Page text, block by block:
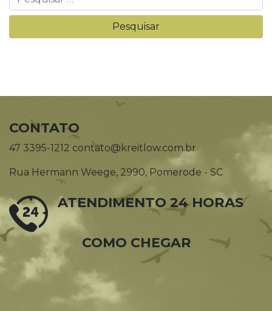
CONTATO
47 3395-1212 contato@kreitlow.com.br
Rua Hermann Weege, 2990, Pomerode - SC
ATENDIMENTO 24 HORAS
COMO CHEGAR